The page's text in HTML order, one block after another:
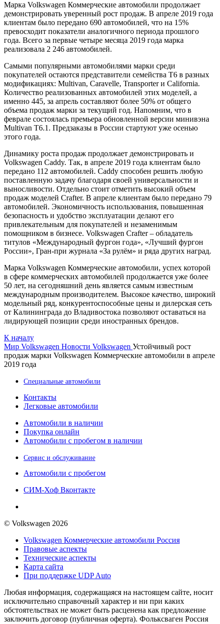
Марка Volkswagen Коммерческие автомобили продолжает
демонстрировать уверенный рост продаж. В апреле 2019 года
клиентам было передано 690 автомобилей, что на 15%
превосходит показатели аналогичного периода прошлого
года. Всего за первые четыре месяца 2019 года марка
реализовала 2 246 автомобилей.
Самыми популярными автомобилями марки среди
покупателей остаются представители семейства Т6 в разных
модификациях: Multivan, Caravelle, Transporter и California.
Количество реализованных автомобилей этих моделей, а
именно 445, за апрель составляют более 50% от общего
объема продаж марки за текущий год. Напомним, что в
феврале состоялась премьера обновленной версии минивэна
Multivan T6.1. Предзаказы в России стартуют уже осенью
этого года.
Динамику роста продаж продолжает демонстрировать и
Volkswagen Caddy. Так, в апреле 2019 года клиентам было
передано 112 автомобилей. Caddy способен решить любую
поставленную задачу благодаря своей универсальности и
выносливости. Отдельно стоит отметить высокий объем
продаж моделей Crafter. В апреле клиентам было передано 79
автомобилей. Экономичность использования, повышенная
безопасность и удобство эксплуатации делают его
привлекательным для покупателей и незаменимым
помощником в бизнесе. Volkswagen Crafter – обладатель
титулов «Международный фургон года», «Лучший фургон
России», Гран-при журнала «За рулём» и ряда других наград.
Марка Volkswagen Коммерческие автомобили, успех которой
в сфере коммерческих автомобилей продолжается уже более
50 лет, на сегодняшний день является самым известным
международным производителем. Высокое качество, широкий
модельный ряд, конкурентоспособные цены и дилерская сеть
от Калининграда до Владивостока позволяют оставаться на
лидирующей позиции среди иностранных брендов.
К началу
Мир Volkswagen Новости Volkswagen Устойчивый рост
продаж марки Volkswagen Коммерческие автомобили в апреле
2019 года
Специальные автомобили
Контакты
Легковые автомобили
Автомобили в наличии
Покупка онлайн
Автомобили с пробегом в наличии
Сервис и обслуживание
Автомобили с пробегом
СИМ-Хоф Вконтакте
© Volkswagen 2026
Volkswagen Коммерческие автомобили Россия
Правовые аспекты
Технические аспекты
Карта сайта
При поддержке UDP Auto
Любая информация, содержащаяся на настоящем сайте, носит
исключительно справочный характер и ни при каких
обстоятельствах не может быть расценена как предложение
заключить договор (публичная оферта). Фольксваген Россия